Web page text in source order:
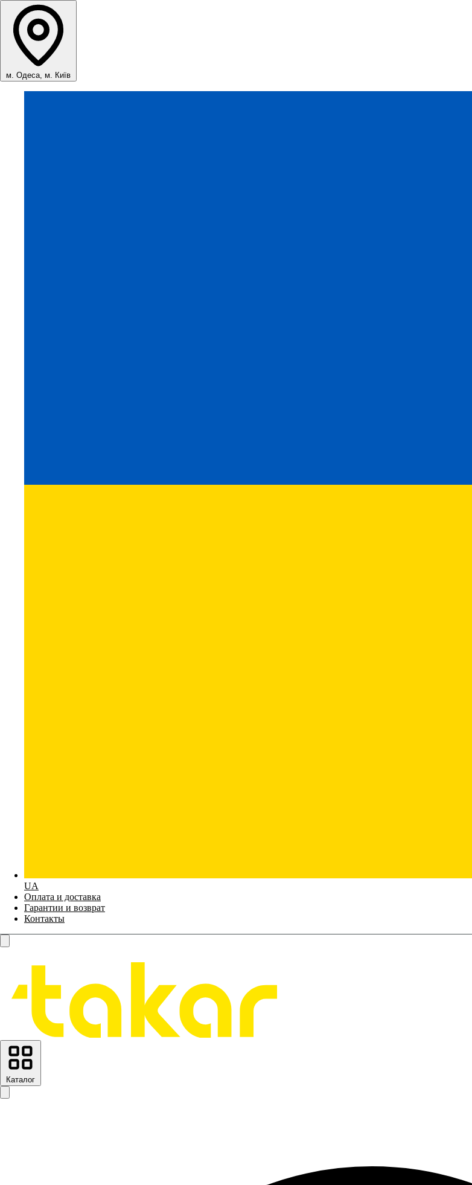
м. Одеса, м. Київ
UA
Оплата и доставка
Гарантии и возврат
Контакты
Каталог